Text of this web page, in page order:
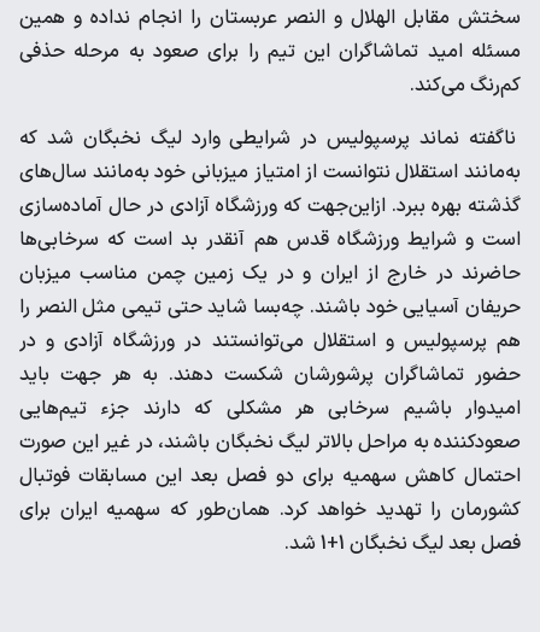
سختش مقابل الهلال و النصر عربستان را انجام نداده و همین
مسئله امید تماشاگران این تیم را برای صعود به مرحله حذفی
کم‌رنگ می‌کند.
ناگفته نماند پرسپولیس در شرایطی وارد لیگ نخبگان شد که
به‌مانند استقلال نتوانست از امتیاز میزبانی خود به‌مانند سال‌های
گذشته بهره ببرد. ازاین‌جهت که ورزشگاه آزادی در حال آماده‌سازی
است و شرایط ورزشگاه قدس هم آنقدر بد است که سرخابی‌ها
حاضرند در خارج از ایران و در یک زمین چمن مناسب میزبان
حریفان آسیایی خود باشند. چه‌بسا شاید حتی تیمی مثل النصر را
هم پرسپولیس و استقلال می‌توانستند در ورزشگاه آزادی و در
حضور تماشاگران پرشورشان شکست دهند. به هر جهت باید
امیدوار باشیم سرخابی هر مشکلی که دارند جزء تیم‌هایی
صعودکننده به مراحل بالاتر لیگ نخبگان باشند، در غیر این صورت
احتمال کاهش سهمیه برای دو فصل بعد این مسابقات فوتبال
کشورمان را تهدید خواهد کرد. همان‌طور که سهمیه ایران برای
فصل بعد لیگ نخبگان 1+1 شد.